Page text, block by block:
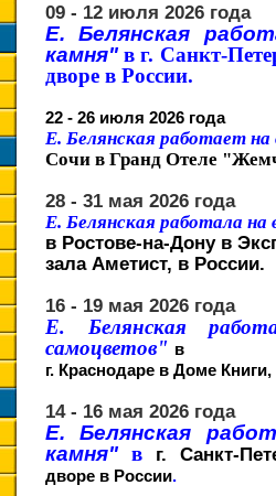
09 - 12 июля 2026 года
Е. Белянская
камня"в г. Санкт-
дворе в России.
22 - 26 июля 2026 года
Е. Белянская работает
Сочи в Гранд Отеле
28 - 31 мая 2026 года
Е. Белянская работала
в Ростове-на-Дону в
зала Аметист, в России.
16 - 19 мая 2026 года
Е. Белянская
самоцветов" в
г. Краснодаре в Доме
14 - 16 мая 2026 года
Е. Белянская
камня" в г. Санкт-
дворе в России.